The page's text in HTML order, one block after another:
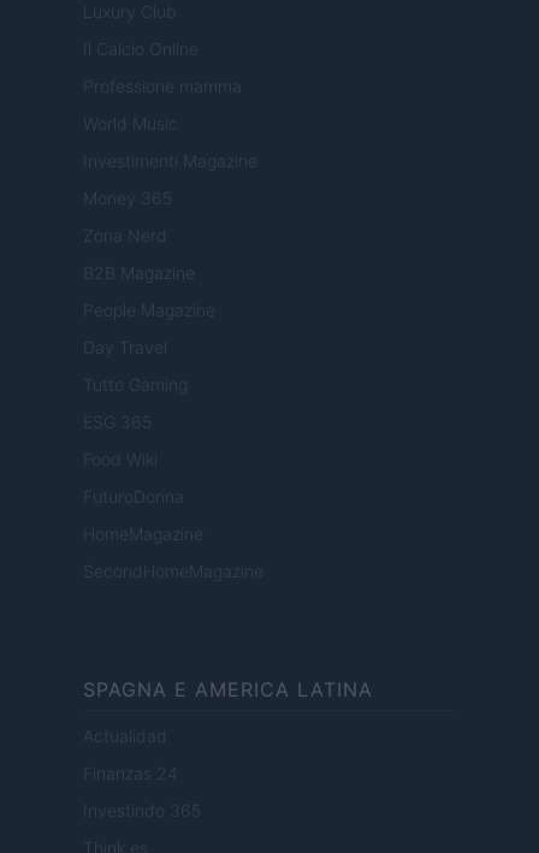
Luxury Club
Il Calcio Online
Professione mamma
World Music
Investimenti Magazine
Money 365
Zona Nerd
B2B Magazine
People Magazine
Day Travel
Tutto Gaming
ESG 365
Food Wiki
FuturoDonna
HomeMagazine
SecondHomeMagazine
SPAGNA E AMERICA LATINA
Actualidad
Finanzas 24
Investindo 365
Think.es